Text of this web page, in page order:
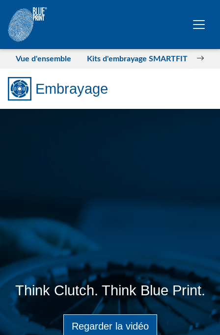
Sauter au contenu principal
Vue d'ensemble Kits d'embrayage SMARTFIT
Embrayage
Think Clutch. Think Blue Print.
Regarder la vidéo